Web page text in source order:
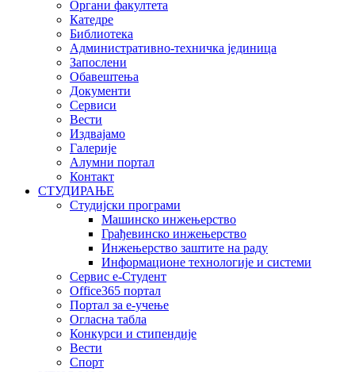
Органи факултета
Катедре
Библиотека
Административно-техничка јединица
Запослени
Обавештења
Документи
Сервиси
Вести
Издвајамо
Галерије
Алумни портал
Контакт
СТУДИРАЊЕ
Студијски програми
Машинско инжењерство
Грађевинско инжењерство
Инжењерство заштите на раду
Информационе технологије и системи
Сервис е-Студент
Office365 портал
Портал за е-учење
Огласна табла
Конкурси и стипендије
Вести
Спорт